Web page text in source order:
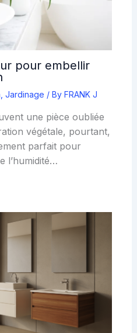
pour embellir
Jardinage / By FRANK J
une pièce oubliée
végétale, pourtant,
parfait pour
l’humidité…